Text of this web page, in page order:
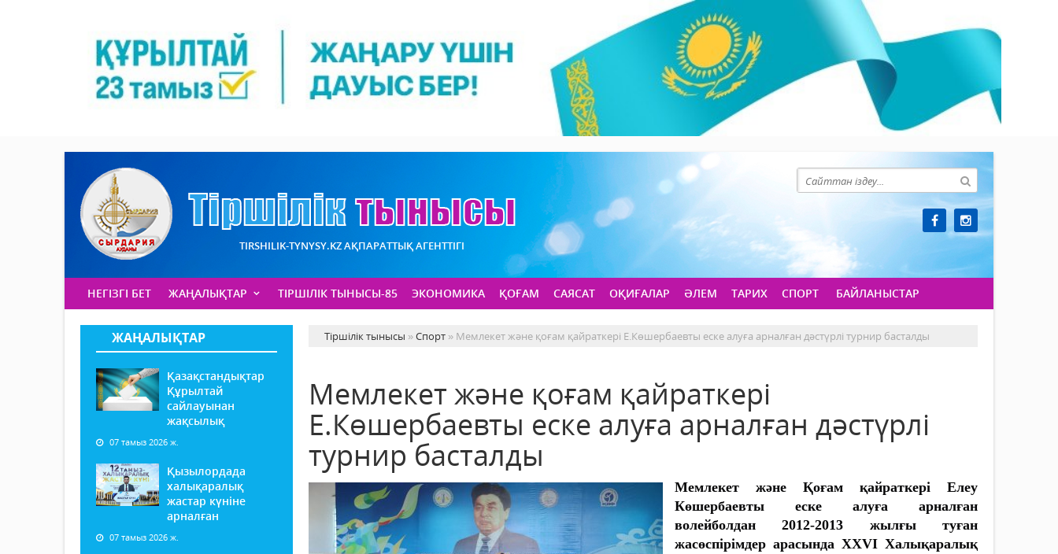
TIRSHILIK-TYNYSY.KZ АҚПАРАТТЫҚ АГЕНТТІГІ
НЕГІЗГІ БЕТ ЖАҢАЛЫҚТАР ТІРШІЛІК ТЫНЫСЫ-85 ЭКОНОМИКА ҚОҒАМ САЯСАТ ОҚИҒАЛАР ӘЛЕМ ТАРИХ СПОРТ БАЙЛАНЫСТАР
ЖАҢАЛЫҚТАР
Қазақстандықтар
Құрылтай
сайлауынан
жақсылық
07 тамыз 2026 ж.
Қызылордада
халықаралық
жастар күніне
арналған
07 тамыз 2026 ж.
Тіршілік тынысы »Спорт » Мемлекет және қоғам қайраткері Е.Көшербаевты еске алуға арналған дәстүрлі турнир басталды
Мемлекет және қоғам қайраткері
Е.Көшербаевты еске алуға арналған дәстүрлі
турнир басталды
Мемлекет жəне Қоғам қайраткері Елеу
Көшербаевты еске алуға арналған
волейболдан 2012-2013 жылғы туған
жасөспірімдер арасында ХXVI Халықаралық